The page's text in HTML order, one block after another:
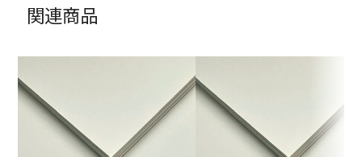
関連商品